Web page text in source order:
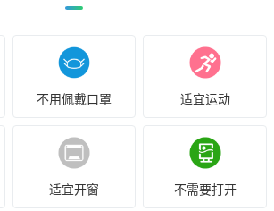
不用佩戴口罩 适宜运动
适宜开窗 不需要打开